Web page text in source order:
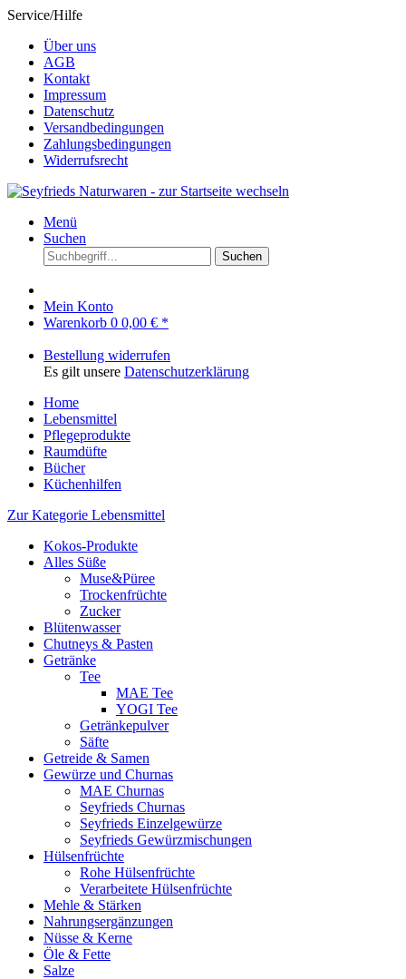
Service/Hilfe
Über uns
AGB
Kontakt
Impressum
Datenschutz
Versandbedingungen
Zahlungsbedingungen
Widerrufsrecht
Menü
Suchen
Suchen
Mein Konto
Warenkorb 0 0,00 € *
Bestellung widerrufen
Es gilt unsere Datenschutzerklärung
Home
Lebensmittel
Pflegeprodukte
Raumdüfte
Bücher
Küchenhilfen
Zur Kategorie Lebensmittel
Kokos-Produkte
Alles Süße
Muse&Püree
Trockenfrüchte
Zucker
Blütenwasser
Chutneys & Pasten
Getränke
Tee
MAE Tee
YOGI Tee
Getränkepulver
Säfte
Getreide & Samen
Gewürze und Churnas
MAE Churnas
Seyfrieds Churnas
Seyfrieds Einzelgewürze
Seyfrieds Gewürzmischungen
Hülsenfrüchte
Rohe Hülsenfrüchte
Verarbeitete Hülsenfrüchte
Mehle & Stärken
Nahrungsergänzungen
Nüsse & Kerne
Öle & Fette
Salze